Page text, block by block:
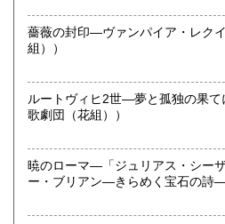
クリックポスト (文庫まとめて2
レターパックライト (文庫まとめ
レターパックプラス (文庫まとめ
上記の冊数による発送方法は、あ
本の厚さによって発送方法が異な
す。
沿線名：札幌市営地下鉄東豊線
最寄駅：月寒中央駅
営業時間：10:00～18:00
薔薇の封印―ヴァンパイア・レクイエム― （宝塚
組））
ルートヴィヒ2世―夢と孤独の果てに―
歌劇団（花組））
暁のローマ―「ジュリアス・シー